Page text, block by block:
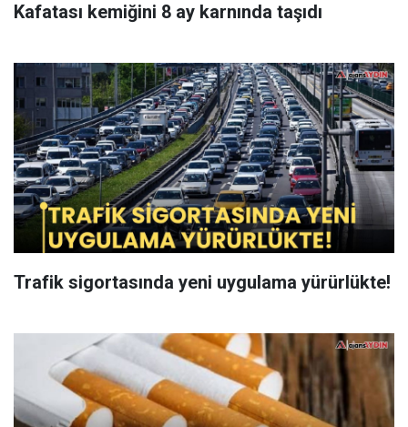
Kafatası kemiğini 8 ay karnında taşıdı
Trafik sigortasında yeni uygulama yürürlükte!